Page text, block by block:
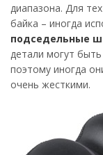
диапазона. Для
байка – иногда
подседельные
детали могут
поэтому иногда
очень жесткими.